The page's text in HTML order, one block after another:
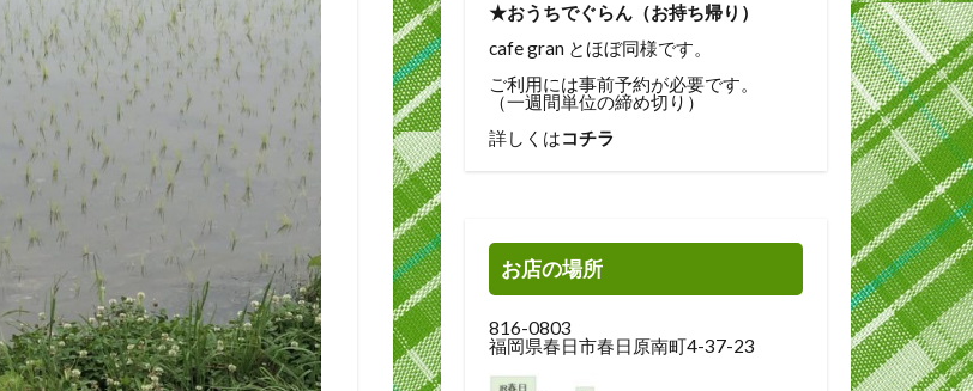
★おうちでぐらん（お持ち帰り）
cafe gran とほぼ同様です。
ご利用には事前予約が必要です。
（一週間単位の締め切り）
詳しくはコチラ
お店の場所
816-0803
福岡県春日市春日原南町4-37-23